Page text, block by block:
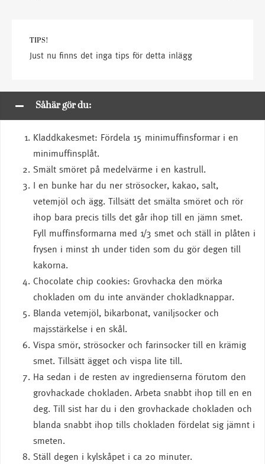
TIPS!
Just nu finns det inga tips för detta inlägg
Såhär gör du:
Kladdkakesmet: Fördela 15 minimuffinsformar i en
minimuffinsplåt.
Smält smöret på medelvärme i en kastrull.
I en bunke har du ner strösocker, kakao, salt,
vetemjöl och ägg. Tillsätt det smälta smöret och rör
ihop bara precis tills det går ihop till en jämn smet.
Fyll muffinsformarna med 1/3 smet och ställ in plåten i
frysen i minst 1h under tiden som du gör degen till
kakorna.
Chocolate chip cookies: Grovhacka den mörka
chokladen om du inte använder chokladknappar.
Blanda vetemjöl, bikarbonat, vaniljsocker och
majsstärkelse i en skål.
Vispa smör, strösocker och farinsocker till en krämig
smet. Tillsätt ägget och vispa lite till.
Ha sedan i de resten av ingredienserna förutom den
grovhackade chokladen. Arbeta snabbt ihop till en en
deg. Till sist har du i den grovhackade chokladen och
blanda snabbt ihop tills chokladen fördelat sig jämnt i
smeten.
Ställ degen i kylskåpet i ca 20 minuter.